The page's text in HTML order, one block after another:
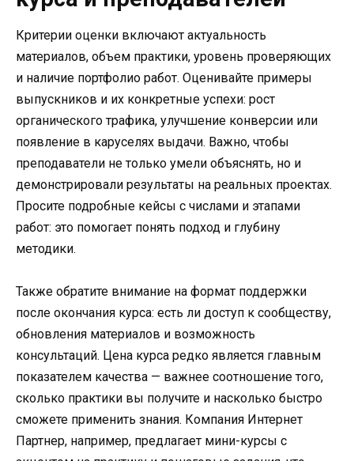
Критерии оценки включают актуальность
материалов, объем практики, уровень проверяющих
и наличие портфолио работ. Оценивайте примеры
выпускников и их конкретные успехи: рост
органического трафика, улучшение конверсии или
появление в каруселях выдачи. Важно, чтобы
преподаватели не только умели объяснять, но и
демонстрировали результаты на реальных проектах.
Просите подробные кейсы с числами и этапами
работ: это помогает понять подход и глубину
методики.
Также обратите внимание на формат поддержки
после окончания курса: есть ли доступ к сообществу,
обновления материалов и возможность
консультаций. Цена курса редко является главным
показателем качества — важнее соотношение того,
сколько практики вы получите и насколько быстро
сможете применить знания. Компания Интернет
Партнер, например, предлагает мини-курсы с